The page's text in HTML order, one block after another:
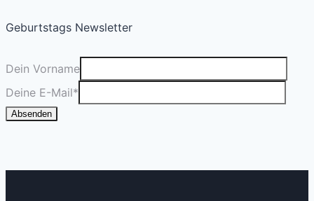
Geburtstags Newsletter
Dein Vorname
Deine E-Mail*
Absenden